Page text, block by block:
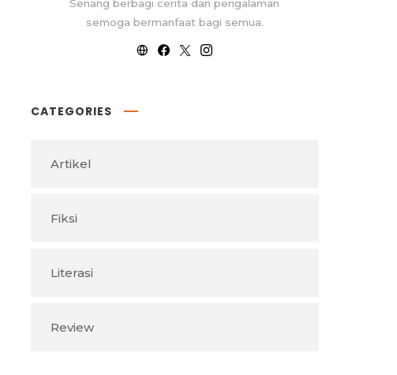
Senang berbagi cerita dan pengalaman
semoga bermanfaat bagi semua.
CATEGORIES
Artikel
Fiksi
Literasi
Review